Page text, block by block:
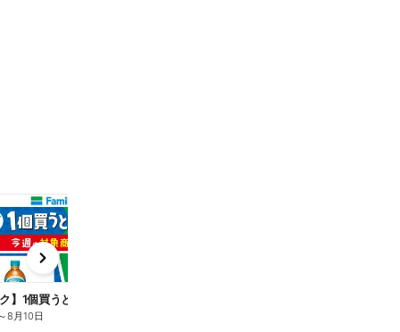
ク】1個買うと1個もらえる/麦茶
～8月10日
e
x
t